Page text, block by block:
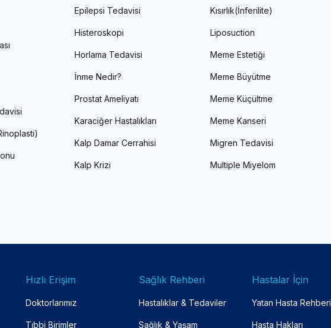
Epilepsi Tedavisi
Histeroskopi
Horlama Tedavisi
İnme Nedir?
Prostat Ameliyatı
Karaciğer Hastalıkları
Kalp Damar Cerrahisi
Kalp Krizi
Kısırlık(İnferilite)
Liposuction
Meme Estetiği
Meme Büyütme
Meme Küçültme
Meme Kanseri
Migren Tedavisi
Multiple Miyelom
Hızlı Erişim
Doktorlarımız
Tıbbi Birimler
Sağlık Rehberi
Hastalıklar & Tedaviler
Sağlık & Yaşam
Hastalar İçin
Yatan Hasta Rehberi
Hasta Hakları